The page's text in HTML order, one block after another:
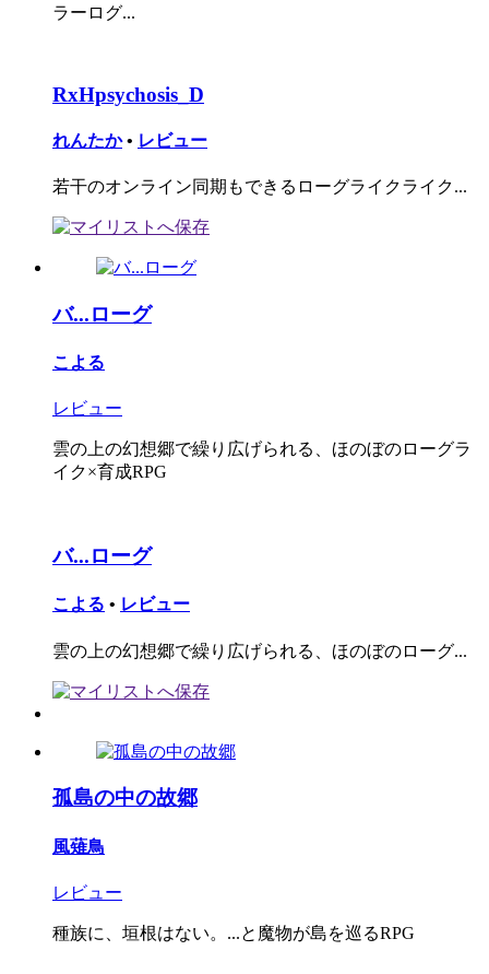
ラーログ...
RxHpsychosis_D
れんたか • レビュー
若干のオンライン同期もできるローグライクライク...
バ...ローグ
こよる
レビュー
雲の上の幻想郷で繰り広げられる、ほのぼのローグラ
イク×育成RPG
バ...ローグ
こよる • レビュー
雲の上の幻想郷で繰り広げられる、ほのぼのローグ...
孤島の中の故郷
風薙鳥
レビュー
種族に、垣根はない。...と魔物が島を巡るRPG